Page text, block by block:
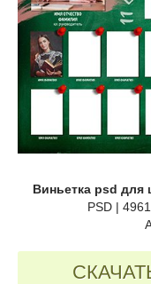
Виньетка psd
PSD |